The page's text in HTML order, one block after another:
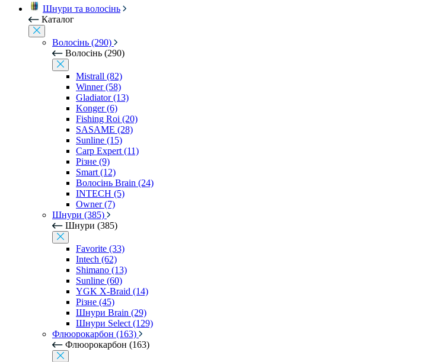
Шнури та волосінь
Каталог
Волосінь (290)
Волосінь (290)
Mistrall (82)
Winner (58)
Gladiator (13)
Konger (6)
Fishing Roi (20)
SASAME (28)
Sunline (15)
Carp Expert (11)
Різне (9)
Smart (12)
Волосінь Brain (24)
INTECH (5)
Owner (7)
Шнури (385)
Шнури (385)
Favorite (33)
Intech (62)
Shimano (13)
Sunline (60)
YGK X-Braid (14)
Різне (45)
Шнури Brain (29)
Шнури Select (129)
Флюорокарбон (163)
Флюорокарбон (163)